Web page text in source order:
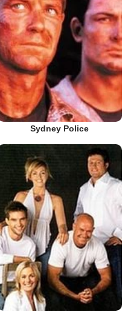
Sydney Police